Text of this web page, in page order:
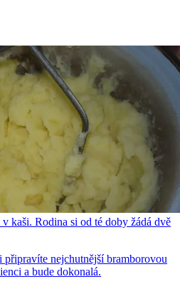
v kaši. Rodina si od té doby žádá dvě
nejchutnější bramborovou
a bude dokonalá.